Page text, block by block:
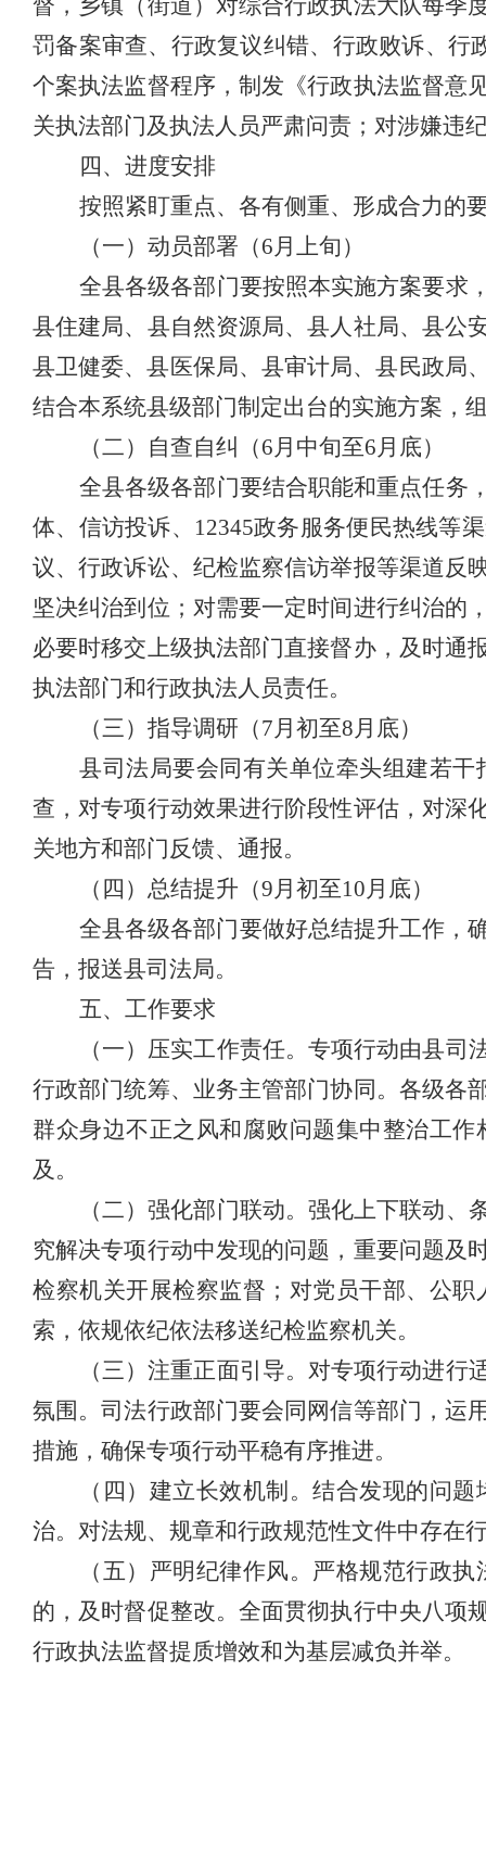
督，乡镇（街道）对综合行政执法大队每季
罚备案审查、行政复议纠错、行政败诉、行
个案执法监督程序，制发《行政执法监督意
关执法部门及执法人员严肃问责；对涉嫌违
四、进度安排
按照紧盯重点、各有侧重、形成合力的
（一）动员部署（6月上旬）
全县各级各部门要按照本实施方案要求
县住建局、县自然资源局、县人社局、县公
县卫健委、县医保局、县审计局、县民政局
结合本系统县级部门制定出台的实施方案，
（二）自查自纠（6月中旬至6月底）
全县各级各部门要结合职能和重点任务
体、信访投诉、12345政务服务便民热线等
议、行政诉讼、纪检监察信访举报等渠道反
坚决纠治到位；对需要一定时间进行纠治的
必要时移交上级执法部门直接督办，及时通
执法部门和行政执法人员责任。
（三）指导调研（7月初至8月底）
县司法局要会同有关单位牵头组建若
查，对专项行动效果进行阶段性评估，对深
关地方和部门反馈、通报。
（四）总结提升（9月初至10月底）
全县各级各部门要做好总结提升工作，
告，报送县司法局。
五、工作要求
（一）压实工作责任。 专项行动由县司
行政部门统筹、业务主管部门协同。各级各
群众身边不正之风和腐败问题集中整治工
及。
（二）强化部门联动。 强化上下联动、
究解决专项行动中发现的问题，重要问题及
检察机关开展检察监督；对党员干部、公
索，依规依纪依法移送纪检监察机关。
（三）注重正面引导。 对专项行动进行
氛围。司法行政部门要会同网信等部门，运
措施，确保专项行动平稳有序推进。
（四）建立长效机制。结合发现的问题
治。 对法规、规章和行政规范性文件中存在
（五）严明纪律作风。 严格规范行政执
的，及时督促整改。全面贯彻执行中央八项
行政执法监督提质增效和为基层减负并举。